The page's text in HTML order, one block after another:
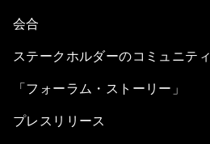
会合
ステークホルダーのコミュニティ
「フォーラム・ストーリー」
プレスリリース